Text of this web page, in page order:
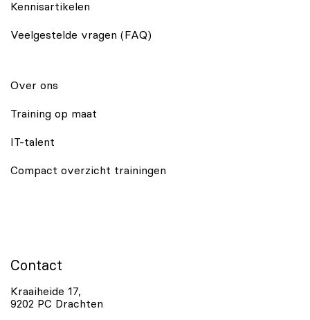
Kennisartikelen
Veelgestelde vragen (FAQ)
Over ons
Training op maat
IT-talent
Compact overzicht trainingen
Contact
Kraaiheide 17,
9202 PC Drachten